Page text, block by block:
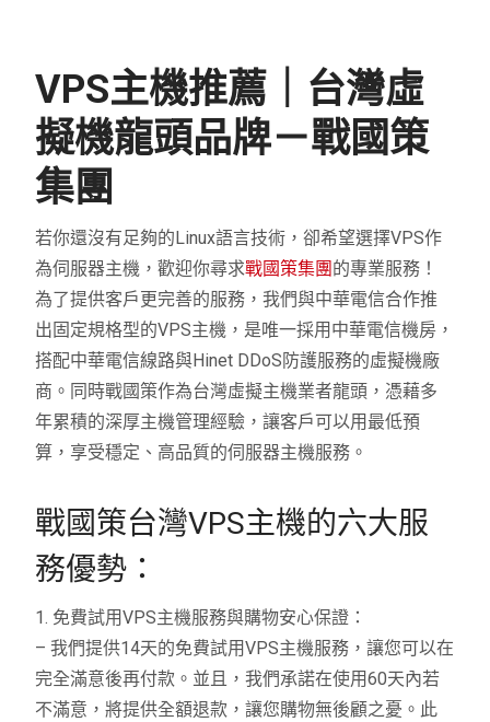
VPS主機推薦｜台灣虛
擬機龍頭品牌－戰國策
集團
若你還沒有足夠的Linux語言技術，卻希望選擇VPS作
為伺服器主機，歡迎你尋求戰國策集團 的專業服務！
為了提供客戶更完善的服務，我們與中華電信合作推
出固定規格型的VPS主機，是唯一採用中華電信機房，
搭配中華電信線路與Hinet DDoS防護服務的虛擬機廠
商。同時戰國策作為台灣虛擬主機業者龍頭，憑藉多
年累積的深厚主機管理經驗，讓客戶可以用最低預
算，享受穩定、高品質的伺服器主機服務。
戰國策台灣VPS主機的六大服
務優勢：
1. 免費試用VPS主機服務與購物安心保證：
– 我們提供14天的免費試用VPS主機服務，讓您可以在
完全滿意後再付款。並且，我們承諾在使用60天內若
不滿意，將提供全額退款，讓您購物無後顧之憂。此